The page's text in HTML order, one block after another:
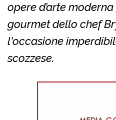
opere d’arte
gourmet dello chef
l'occasione
scozzese.